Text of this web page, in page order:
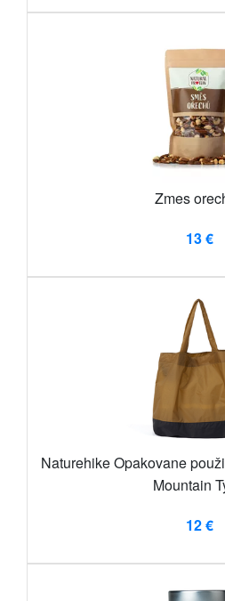
Zmes
13 €
Naturehike Opakovane
Mountain
12 €